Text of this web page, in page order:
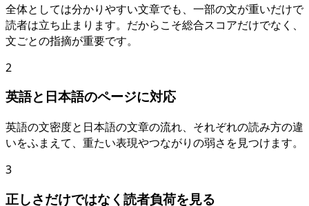
全体としては分かりやすい文章でも、一部の文が重いだけで
読者は立ち止まります。だからこそ総合スコアだけでなく、
文ごとの指摘が重要です。
2
英語と日本語のページに対応
英語の文密度と日本語の文章の流れ、それぞれの読み方の違
いをふまえて、重たい表現やつながりの弱さを見つけます。
3
正しさだけではなく読者負荷を見る